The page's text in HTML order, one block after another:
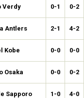
Verdy 0-1 0-2
Antlers 2-1 4-2
Kobe 0-0 0-0
Osaka 0-0 0-2
Sapporo 1-0 4-0